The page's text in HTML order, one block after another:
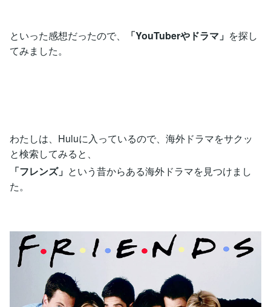
といった感想だったので、 「YouTuberやドラマ」 を探し
てみました。
わたしは、Huluに入っているので、海外ドラマをサクッ
と検索してみると、
「フレンズ」 という昔からある海外ドラマを見つけまし
た。